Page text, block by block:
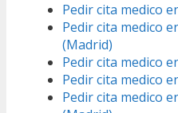
Pedir cita medico
Pedir cita medico
(Madrid)
Pedir cita medico
Pedir cita medico
Pedir cita medico